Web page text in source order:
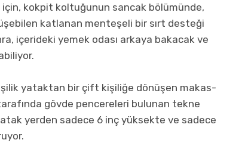
kokpit koltuğunun sancak bölümünde,
katlanan menteşeli bir sırt desteği
içerideki yemek odası arkaya bakacak ve
yataktan bir çift kişiliğe dönüşen makas-
gövde pencereleri bulunan tekne
yerden sadece 6 inç yüksekte ve sadece